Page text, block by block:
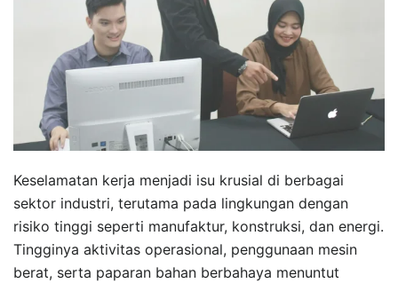
Keselamatan kerja menjadi isu krusial di berbagai
sektor industri, terutama pada lingkungan dengan
risiko tinggi seperti manufaktur, konstruksi, dan energi.
Tingginya aktivitas operasional, penggunaan mesin
berat, serta paparan bahan berbahaya menuntut